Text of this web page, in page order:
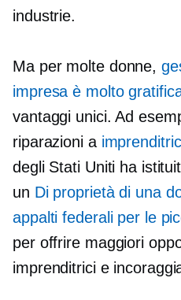
industrie.
Ma per molte donne,
impresa è molto
vantaggi unici. Ad
riparazioni a
degli Stati Uniti ha
un Di proprietà di una
appalti federali per le
per offrire maggiori
imprenditrici e